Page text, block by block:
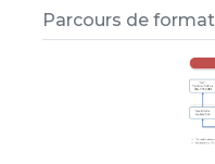
Parcours de